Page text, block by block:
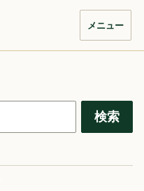
メニュー
検索